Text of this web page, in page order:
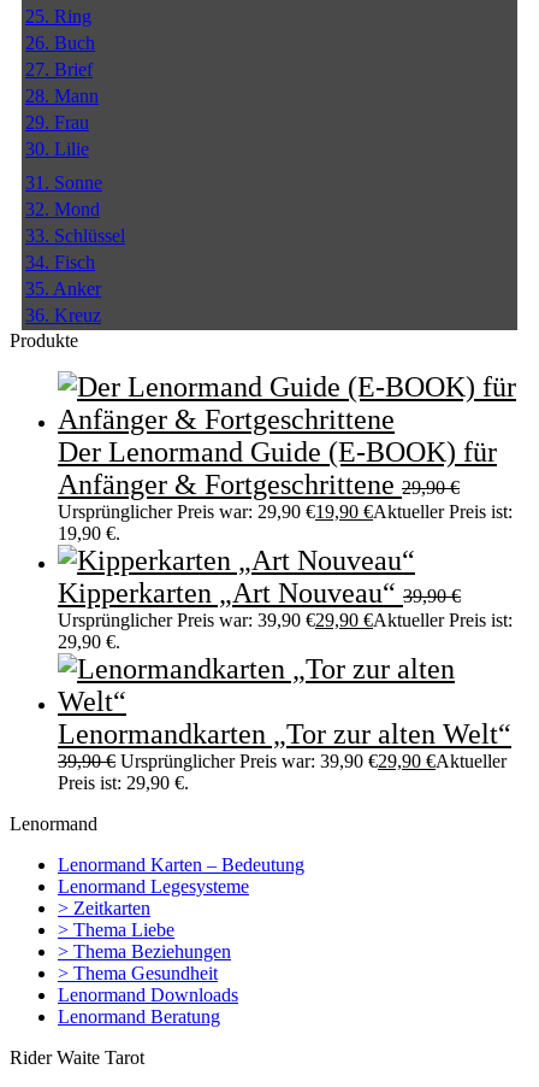
25. Ring
26. Buch
27. Brief
28. Mann
29. Frau
30. Lilie
31. Sonne
32. Mond
33. Schlüssel
34. Fisch
35. Anker
36. Kreuz
Produkte
Der Lenormand Guide (E-BOOK) für
Anfänger & Fortgeschrittene 29,90€
Ursprünglicher Preis war: 29,90 €19,90 €Aktueller Preis ist:
19,90 €.
Kipperkarten „Art Nouveau“ 39,90€
Ursprünglicher Preis war: 39,90 €29,90 €Aktueller Preis ist:
29,90 €.
Lenormandkarten „Tor zur alten Welt“
39,90€ Ursprünglicher Preis war: 39,90 €29,90 €Aktueller
Preis ist: 29,90 €.
Lenormand
Lenormand Karten – Bedeutung
Lenormand Legesysteme
> Zeitkarten
> Thema Liebe
> Thema Beziehungen
> Thema Gesundheit
Lenormand Downloads
Lenormand Beratung
Rider Waite Tarot